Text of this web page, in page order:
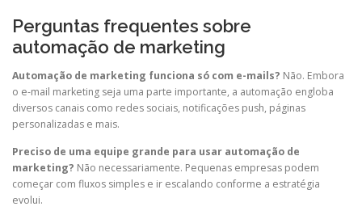
Perguntas frequentes sobre
automação de marketing
Automação de marketing funciona só com e-mails? Não. Embora
o e-mail marketing seja uma parte importante, a automação engloba
diversos canais como redes sociais, notificações push, páginas
personalizadas e mais.
Preciso de uma equipe grande para usar automação de
marketing? Não necessariamente. Pequenas empresas podem
começar com fluxos simples e ir escalando conforme a estratégia
evolui.